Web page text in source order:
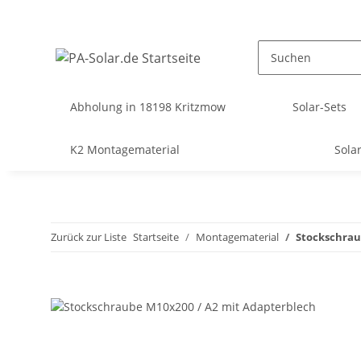
Abholung in 18198 Kritzmow Solar-Sets
K2 Montagematerial
Zurück zur Liste Startseite Montagematerial